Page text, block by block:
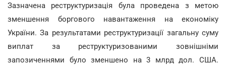
Зазначена реструктуризація була проведена з метою
зменшення боргового навантаження на економіку
України. За результатами реструктуризації загальну суму
виплат за реструктуризованими зовнішніми
запозиченнями було зменшено на 3 млрд дол. США.